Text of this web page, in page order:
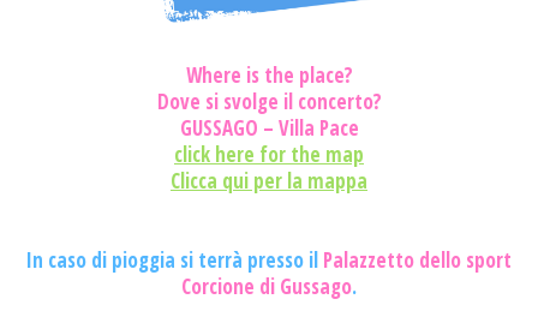
Where is the place?
Dove si svolge il concerto?
GUSSAGO – Villa Pace
click here for the map
Clicca qui per la mappa
In caso di pioggia si terrà presso il Palazzetto dello sport
Corcione di Gussago.